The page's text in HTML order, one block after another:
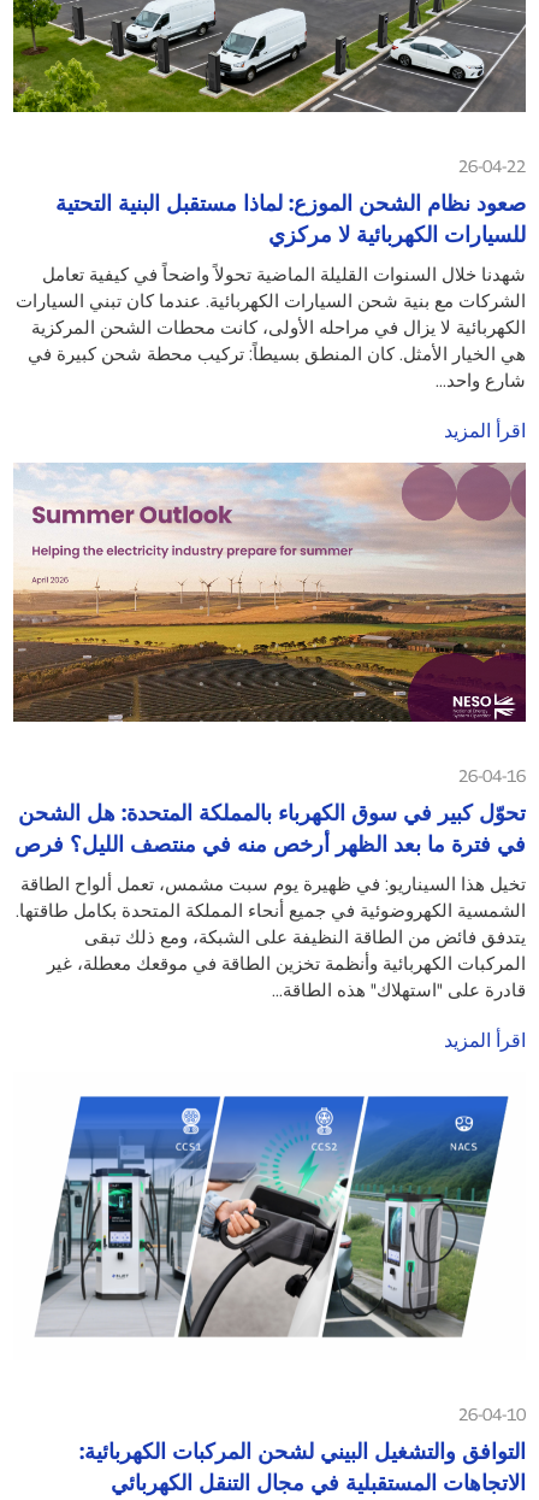
26-04-22
صعود نظام الشحن الموزع: لماذا مستقبل البنية التحتية
للسيارات الكهربائية لا مركزي
شهدنا خلال السنوات القليلة الماضية تحولاً واضحاً في كيفية تعامل
الشركات مع بنية شحن السيارات الكهربائية. عندما كان تبني السيارات
الكهربائية لا يزال في مراحله الأولى، كانت محطات الشحن المركزية
هي الخيار الأمثل. كان المنطق بسيطاً: تركيب محطة شحن كبيرة في
شارع واحد...
اقرأ المزيد
26-04-16
تحوّل كبير في سوق الكهرباء بالمملكة المتحدة: هل الشحن
في فترة ما بعد الظهر أرخص منه في منتصف الليل؟ فرص
جديدة لأصحاب المواقع، ومشغلي محطات الطاقة،
وأساطيل المركبات
تخيل هذا السيناريو: في ظهيرة يوم سبت مشمس، تعمل ألواح الطاقة
الشمسية الكهروضوئية في جميع أنحاء المملكة المتحدة بكامل طاقتها.
يتدفق فائض من الطاقة النظيفة على الشبكة، ومع ذلك تبقى
المركبات الكهربائية وأنظمة تخزين الطاقة في موقعك معطلة، غير
قادرة على "استهلاك" هذه الطاقة...
اقرأ المزيد
26-04-10
التوافق والتشغيل البيني لشحن المركبات الكهربائية:
الاتجاهات المستقبلية في مجال التنقل الكهربائي